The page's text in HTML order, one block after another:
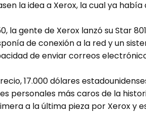
la idea a Xerox, la cual ya
la gente de Xerox lanzó su Star
de conexión a la red y un
de enviar correos
17.000 dólares
personales más caros de la
a la última pieza por Xerox